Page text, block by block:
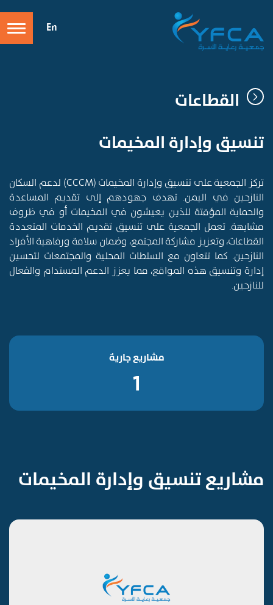
En
القطاعات
تنسيق وإدارة المخيمات
تركز الجمعية على تنسيق وإدارة المخيمات (CCCM) لدعم السكان
النازحين في اليمن. تهدف جهودهم إلى تقديم المساعدة
والحماية المؤقتة للذين يعيشون في المخيمات أو في ظروف
مشابهة. تعمل الجمعية على تنسيق تقديم الخدمات المتعددة
القطاعات، وتعزيز مشاركة المجتمع، وضمان سلامة ورفاهية الأفراد
النازحين. كما تتعاون مع السلطات المحلية والمجتمعات لتحسين
إدارة وتنسيق هذه المواقع، مما يعزز الدعم المستدام والفعال
للنازحين.
مشاريع جارية
1
مشاريع تنسيق وإدارة المخيمات